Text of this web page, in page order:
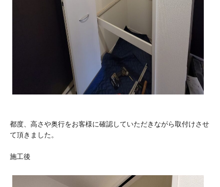
都度、高さや奥行をお客様に確認していただきながら取付けさせ
て頂きました。
施工後